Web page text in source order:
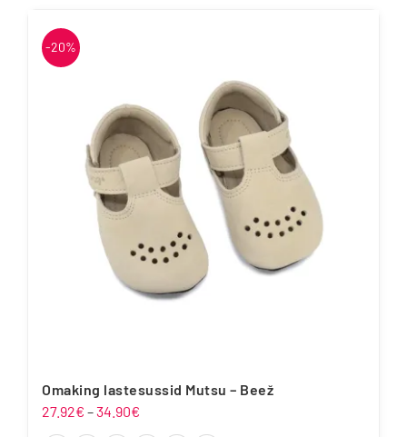
on
mitu
tootelehel.
-20%
Omaking lastesussid Mutsu – Beež
27.92€ –34.90€
27.92€